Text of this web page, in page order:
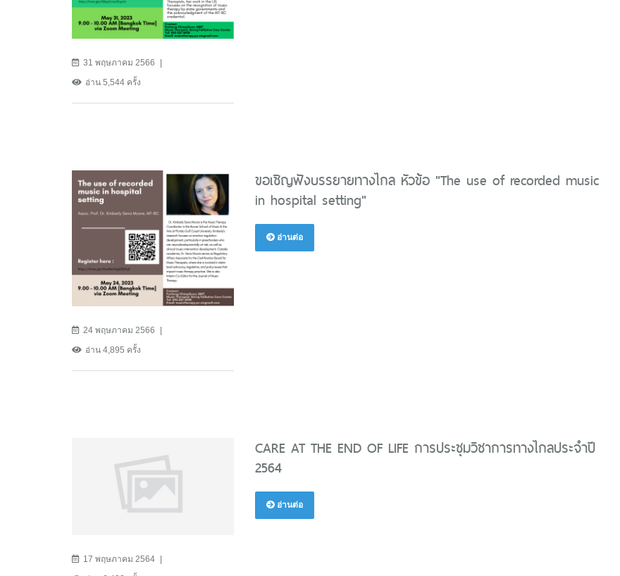
31 พฤษภาคม 2566
อ่าน 5,544 ครั้ง
24 พฤษภาคม 2566
อ่าน 4,895 ครั้ง
ขอเชิญฟังบรรยายทางไกล หัวข้อ "The use of recorded music
in hospital setting"
อ่านต่อ
17 พฤษภาคม 2564
CARE AT THE END OF LIFE การประชุมวิชาการทางไกลประจำปี
2564
อ่านต่อ